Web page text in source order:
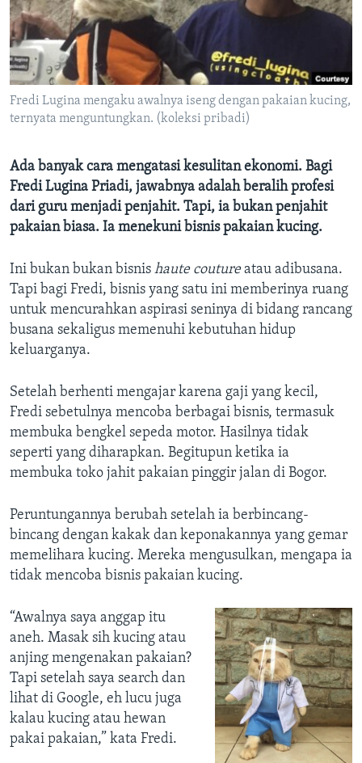
Fredi Lugina mengaku awalnya iseng dengan pakaian kucing,
ternyata menguntungkan. (koleksi pribadi)
Ada banyak cara mengatasi kesulitan ekonomi. Bagi
Fredi Lugina Priadi, jawabnya adalah beralih profesi
dari guru menjadi penjahit. Tapi, ia bukan penjahit
pakaian biasa. Ia menekuni bisnis pakaian kucing.
Ini bukan bukan bisnis haute coutureatau adibusana.
Tapi bagi Fredi, bisnis yang satu ini memberinya ruang
untuk mencurahkan aspirasi seninya di bidang rancang
busana sekaligus memenuhi kebutuhan hidup
keluarganya.
Setelah berhenti mengajar karena gaji yang kecil,
Fredi sebetulnya mencoba berbagai bisnis, termasuk
membuka bengkel sepeda motor. Hasilnya tidak
seperti yang diharapkan. Begitupun ketika ia
membuka toko jahit pakaian pinggir jalan di Bogor.
Peruntungannya berubah setelah ia berbincang-
bincang dengan kakak dan keponakannya yang gemar
memelihara kucing. Mereka mengusulkan, mengapa ia
tidak mencoba bisnis pakaian kucing.
“Awalnya saya anggap itu
aneh. Masak sih kucing atau
anjing mengenakan pakaian?
Tapi setelah saya search dan
lihat di Google, eh lucu juga
kalau kucing atau hewan
pakai pakaian,” kata Fredi.